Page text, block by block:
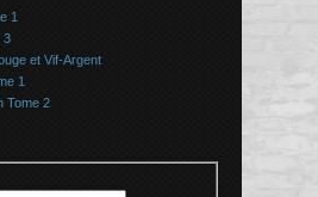
1
3
et Vif-Argent
1
Tome 2